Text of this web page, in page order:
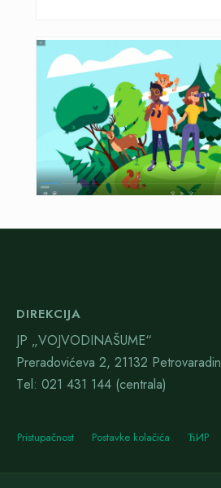
DIREKCIJA
JP „VOJVODINAŠUME“
Preradovićeva 2, 21132 Petrovaradin
Тel: 021 431 144 (centrala)
Pristupačnost Postavke kolačića ЋИР